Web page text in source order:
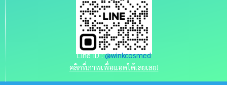
Line ID :@winkcosmed
คลิกที่ภาพเพื่อแอดได้เลยเลย!